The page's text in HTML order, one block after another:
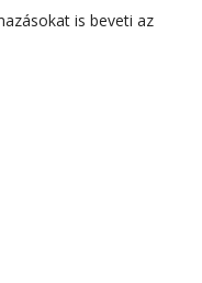
is beveti az